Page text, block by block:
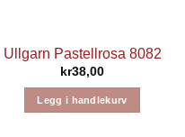
Ullgarn Pastellrosa 8082
kr38,00
Legg i handlekurv